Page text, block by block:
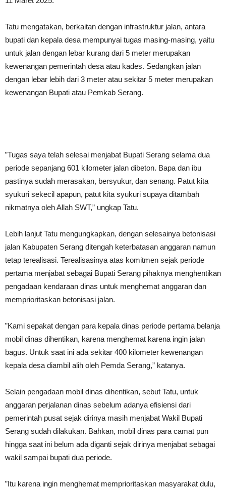
Tatu mengatakan, berkaitan dengan infrastruktur jalan, antara
bupati dan kepala desa mempunyai tugas masing-masing, yaitu
untuk jalan dengan lebar kurang dari 5 meter merupakan
kewenangan pemerintah desa atau kades. Sedangkan jalan
dengan lebar lebih dari 3 meter atau sekitar 5 meter merupakan
kewenangan Bupati atau Pemkab Serang.
”Tugas saya telah selesai menjabat Bupati Serang selama dua
periode sepanjang 601 kilometer jalan dibeton. Bapa dan ibu
pastinya sudah merasakan, bersyukur, dan senang. Patut kita
syukuri sekecil apapun, patut kita syukuri supaya ditambah
nikmatnya oleh Allah SWT,” ungkap Tatu.
Lebih lanjut Tatu mengungkapkan, dengan selesainya betonisasi
jalan Kabupaten Serang ditengah keterbatasan anggaran namun
tetap terealisasi. Terealisasinya atas komitmen sejak periode
pertama menjabat sebagai Bupati Serang pihaknya menghentikan
pengadaan kendaraan dinas untuk menghemat anggaran dan
memprioritaskan betonisasi jalan.
”Kami sepakat dengan para kepala dinas periode pertama belanja
mobil dinas dihentikan, karena menghemat karena ingin jalan
bagus. Untuk saat ini ada sekitar 400 kilometer kewenangan
kepala desa diambil alih oleh Pemda Serang,” katanya.
Selain pengadaan mobil dinas dihentikan, sebut Tatu, untuk
anggaran perjalanan dinas sebelum adanya efisiensi dari
pemerintah pusat sejak dirinya masih menjabat Wakil Bupati
Serang sudah dilakukan. Bahkan, mobil dinas para camat pun
hingga saat ini belum ada diganti sejak dirinya menjabat sebagai
wakil sampai bupati dua periode.
”Itu karena ingin menghemat memprioritaskan masyarakat dulu,